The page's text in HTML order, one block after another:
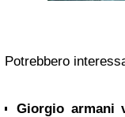
Potrebbero
Giorgio armani